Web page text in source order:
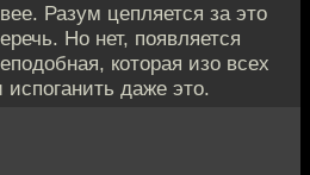
Разум цепляется за это
Но нет, появляется
которая изо всех
даже это.